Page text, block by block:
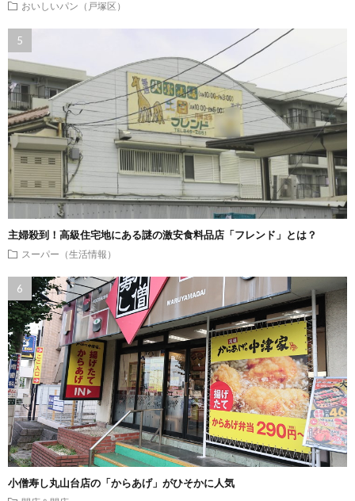
おいしいパン（戸塚区）
主婦殺到！高級住宅地にある謎の激安食料品店「フレンド」とは？
スーパー（生活情報）
小僧寿し丸山台店の「からあげ」がひそかに人気